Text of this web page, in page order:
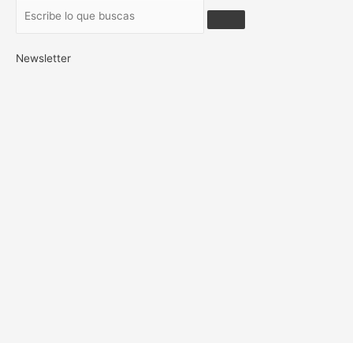
Newsletter